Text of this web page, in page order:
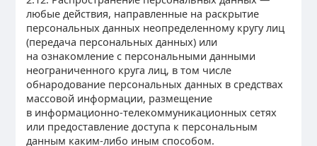
любые действия, направленные на раскрытие
персональных данных неопределенному кругу лиц
(передача персональных данных) или
на ознакомление с персональными данными
неограниченного круга лиц, в том числе
обнародование персональных данных в средствах
массовой информации, размещение
в информационно-телекоммуникационных сетях
или предоставление доступа к персональным
данным каким-либо иным способом.